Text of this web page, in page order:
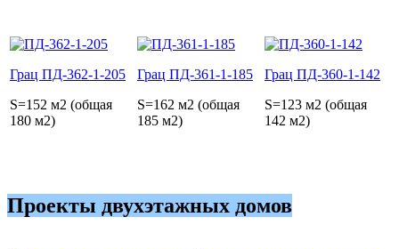
Грац ПД-362-1-205
S=152 м2 (общая
180 м2)
Грац ПД-361-1-185
S=162 м2 (общая
185 м2)
Грац ПД-360-1-142
S=123 м2 (общая
142 м2)
Проекты двухэтажных домов